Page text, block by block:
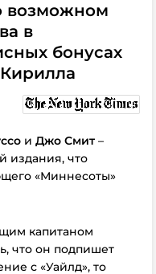
возможном
в
бонусах
и Джо Смит–
издания, что
«Миннесоты»
капитаном
что он подпишет
с «Уайлд», то